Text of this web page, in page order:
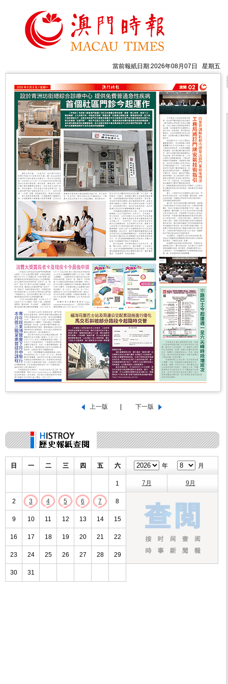
當前報紙日期:2026年08月07日 星期五
日 一 二 三 四 五 六
1
2 3 4 5 6 7 8
9 10 11 12 13 14 15
16 17 18 19 20 21 22
23 24 25 26 27 28 29
30 31
年 月
7月 9月